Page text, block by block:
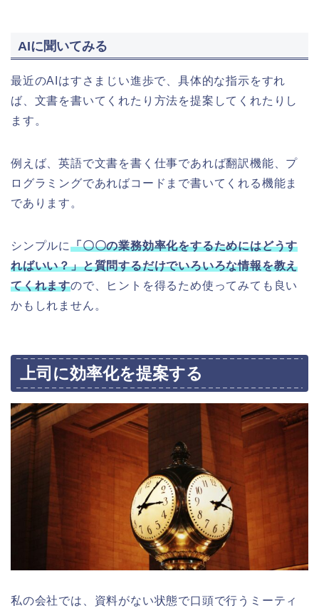
AIに聞いてみる
最近のAIはすさまじい進歩で、具体的な指示をすれ
ば、文書を書いてくれたり方法を提案してくれたりし
ます。
例えば、英語で文書を書く仕事であれば翻訳機能、プ
ログラミングであればコードまで書いてくれる機能ま
であります。
シンプルに「〇〇の業務効率化をするためにはどうす
ればいい？」と質問するだけでいろいろな情報を教え
てくれますので、ヒントを得るため使ってみても良い
かもしれません。
上司に効率化を提案する
私の会社では、資料がない状態で口頭で行うミーティ